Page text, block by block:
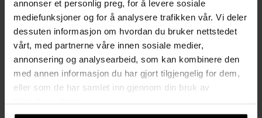
annonser et personlig preg, for å levere sosiale
mediefunksjoner og for å analysere trafikken vår. Vi deler
dessuten informasjon om hvordan du bruker nettstedet
vårt, med partnerne våre innen sosiale medier,
annonsering og analysearbeid, som kan kombinere den
med annen informasjon du har gjort tilgjengelig for dem,
eller som de har samlet inn gjennom din bruk av
Benken tåler opptil 80 kg statisk belastning
Enkel montering med nummererte deler og tydelige
instruksjoner
Produktinformasjon